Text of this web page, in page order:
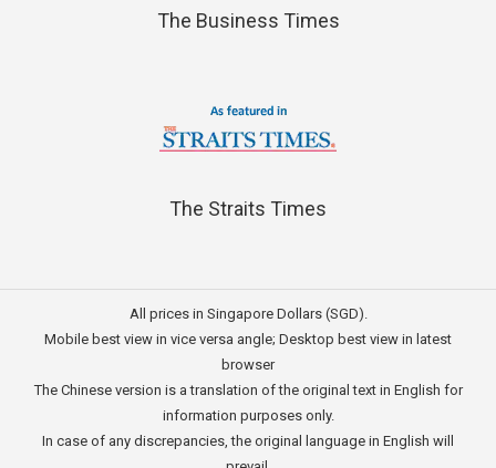
The Business Times
The Straits Times
All prices in Singapore Dollars (SGD).
Mobile best view in vice versa angle; Desktop best view in latest
browser
The Chinese version is a translation of the original text in English for
information purposes only.
In case of any discrepancies, the original language in English will